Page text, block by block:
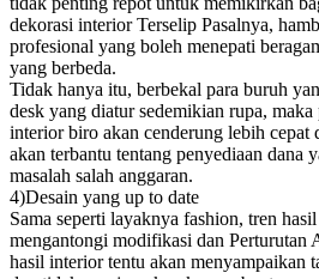
dekorasi interior Terselip Pasalnya,
profesional yang boleh menepati
yang berbeda.
Tidak hanya itu, berbekal para buruh
desk yang diatur sedemikian rupa, maka
interior biro akan cenderung lebih cepat
akan terbantu tentang penyediaan dana
masalah salah anggaran.
4)Desain yang up to date
Sama seperti layaknya fashion, tren
mengantongi modifikasi dan Perturutan
hasil interior tentu akan menyampaikan